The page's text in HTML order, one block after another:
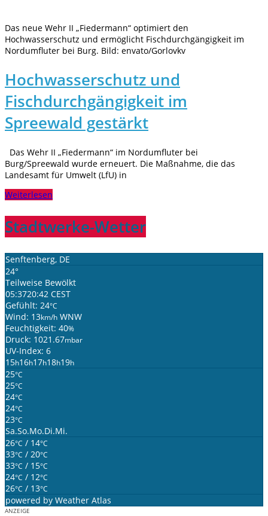
Das neue Wehr II „Fiedermann“ optimiert den
Hochwasserschutz und ermöglicht Fischdurchgängigkeit im
Nordumfluter bei Burg. Bild: envato/Gorlovkv
Hochwasserschutz und
Fischdurchgängigkeit im
Spreewald gestärkt
Das Wehr II „Fiedermann“ im Nordumfluter bei
Burg/Spreewald wurde erneuert. Die Maßnahme, die das
Landesamt für Umwelt (LfU) in
Weiterlesen
Stadtwerke-Wetter
Senftenberg, DE
24°
Teilweise Bewölkt
05:3720:42 CEST
Gefühlt: 24°C
Wind: 13km/h WNW
Feuchtigkeit: 40%
Druck: 1021.67mbar
UV-Index: 6
15h16h17h18h19h
25°C
25°C
24°C
24°C
23°C
Sa.So.Mo.Di.Mi.
26°C / 14°C
33°C / 20°C
33°C / 15°C
24°C / 12°C
26°C / 13°C
powered by Weather Atlas
ANZEIGE